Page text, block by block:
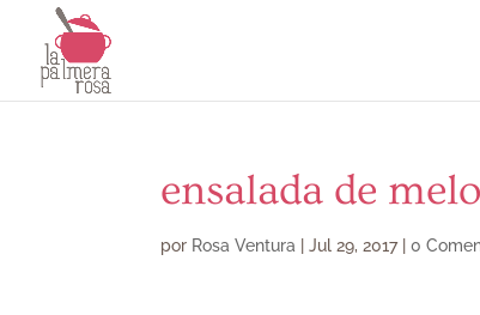
ensalada de
por Rosa Ventura |Jul 29, 2017|0